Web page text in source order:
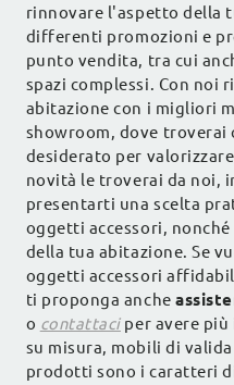
rinnovare l'aspetto della
differenti promozioni e
punto vendita, tra cui
spazi complessi. Con noi
abitazione con i migliori
showroom, dove troverai
desiderato per
novità le troverai da noi,
presentarti una scelta
oggetti accessori,
della tua abitazione. Se
oggetti accessori
ti proponga anche
o contattaciper avere più
su misura, mobili di
prodotti sono i caratteri